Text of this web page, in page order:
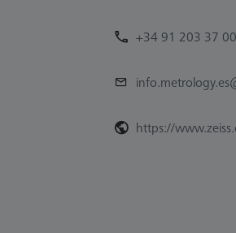
+34 91 203 37 00
https://